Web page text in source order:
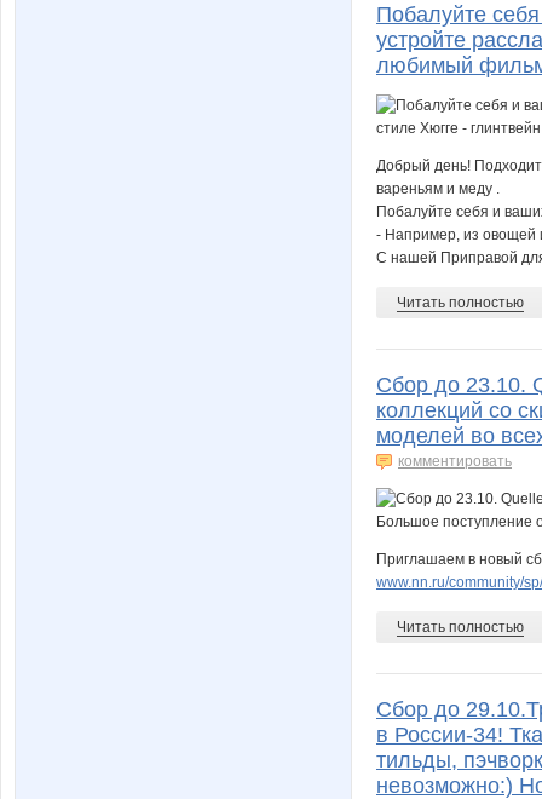
Побалуйте
устройте
любимый
Добрый день!
вареньям и меду .
Побалуйте себя и
- Например, из овощей
С нашей Приправой
Читать полностью
Сбор до 23.10.
коллекций со
моделей во
комментировать
Приглашаем в новый
www.nn.ru/community/
Читать полностью
Сбор до
в России-34!
тильды,
невозможно:)